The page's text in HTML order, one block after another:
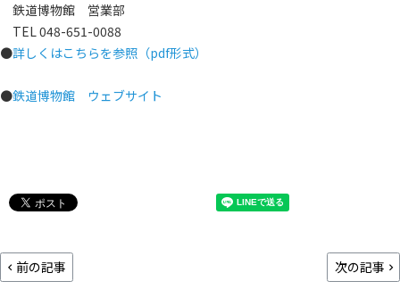
鉄道博物館 営業部
TEL 048-651-0088
●詳しくはこちらを参照（pdf形式）
●鉄道博物館 ウェブサイト
前の記事 次の記事